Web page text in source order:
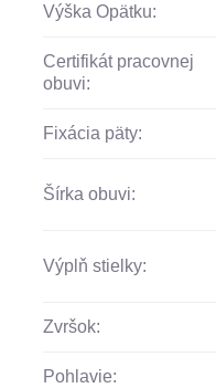
Výška Opätku:
Certifikát pracovnej
obuvi:
Fixácia päty:
Šírka obuvi:
Výplň stielky:
Zvršok:
Pohlavie: